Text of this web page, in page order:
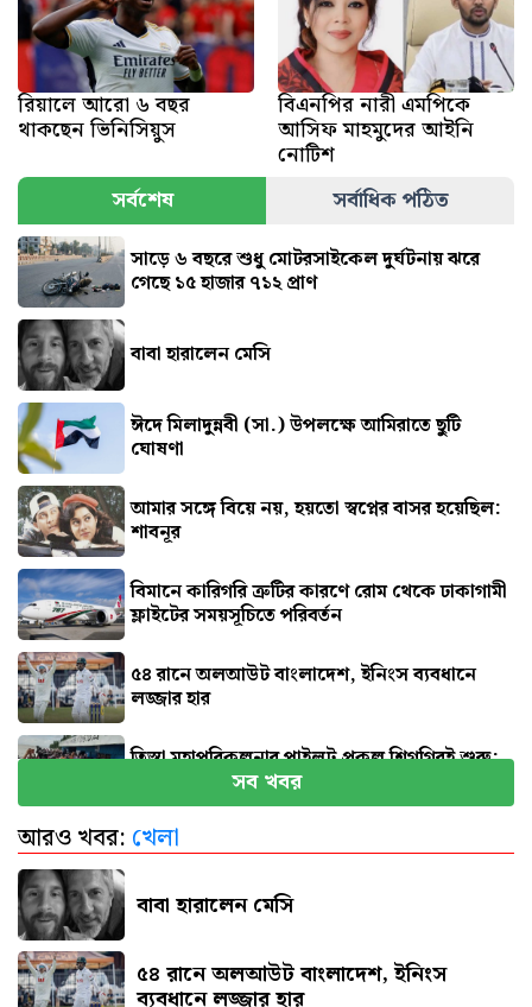
রিয়ালে আরো ৬ বছর
থাকছেন ভিনিসিয়ুস
বিএনপির নারী এমপিকে
আসিফ মাহমুদের আইনি
নোটিশ
সর্বশেষ
সর্বাধিক পঠিত
সাড়ে ৬ বছরে শুধু মোটরসাইকেল দুর্ঘটনায় ঝরে
গেছে ১৫ হাজার ৭১২ প্রাণ
বাবা হারালেন মেসি
ঈদে মিলাদুন্নবী (সা.) উপলক্ষে আমিরাতে ছুটি
ঘোষণা
আমার সঙ্গে বিয়ে নয়, হয়তো স্বপ্নের বাসর হয়েছিল:
শাবনূর
বিমানে কারিগরি ত্রুটির কারণে রোম থেকে ঢাকাগামী
ফ্লাইটের সময়সূচিতে পরিবর্তন
৫৪ রানে অলআউট বাংলাদেশ, ইনিংস ব্যবধানে
লজ্জার হার
তিস্তা মহাপরিকল্পনার পাইলট প্রকল্প শিগগিরই শুরু:
জুলাই জাদুঘর যেন দলীয় ইতিহাসের জায়গা না হয়:
সব খবর
আরও খবর: খেলা
বাবা হারালেন মেসি
৫৪ রানে অলআউট বাংলাদেশ, ইনিংস
ব্যবধানে লজ্জার হার